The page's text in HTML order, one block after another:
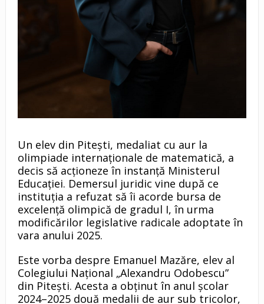
Un elev din Pitești, medaliat cu aur la
olimpiade internaționale de matematică, a
decis să acționeze în instanță Ministerul
Educației. Demersul juridic vine după ce
instituția a refuzat să îi acorde bursa de
excelență olimpică de gradul I, în urma
modificărilor legislative radicale adoptate în
vara anului 2025.
Este vorba despre Emanuel Mazăre, elev al
Colegiului Național „Alexandru Odobescu”
din Pitești. Acesta a obținut în anul școlar
2024–2025 două medalii de aur sub tricolor,